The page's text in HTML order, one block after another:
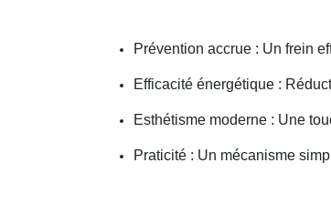
Prévention accrue : Un frein
Efficacité énergétique :
Esthétisme moderne : Une
Praticité : Un mécanisme